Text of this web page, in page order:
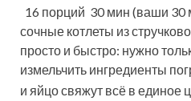
16 порций 30 мин (ваши
сочные котлеты из
просто и быстро: нужно
измельчить ингредиенты
и яйцо свяжут всё в единое